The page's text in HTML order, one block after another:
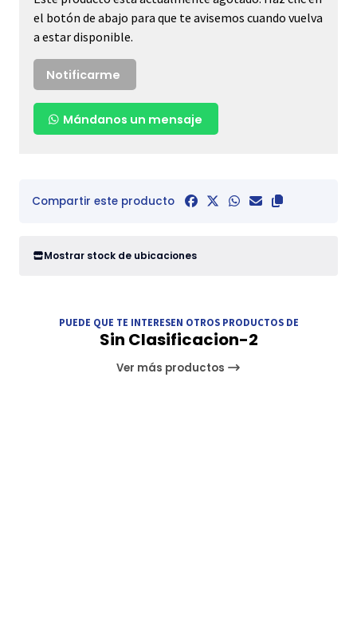
el botón de abajo para que te avisemos cuando vuelva
a estar disponible.
Notificarme
Mándanos un mensaje
Compartir este producto
Mostrar stock de ubicaciones
PUEDE QUE TE INTERESEN OTROS PRODUCTOS DE
Sin Clasificacion-2
Ver más productos